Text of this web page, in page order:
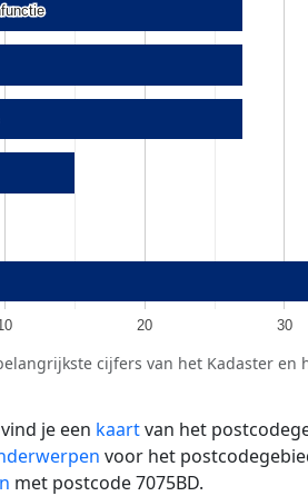
20 30
cijfers van het Kadaster en
je een kaartvan het
voor het
met postcode 7075BD.